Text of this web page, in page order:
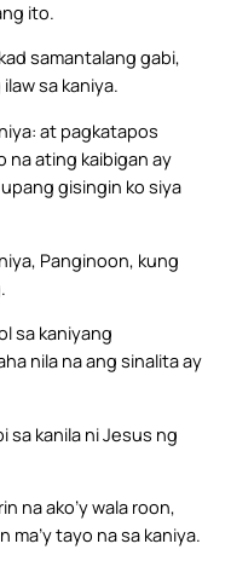
ito.
samantalang gabi,
sa kaniya.
at pagkatapos
na ating kaibigan ay
gisingin ko siya
Panginoon, kung
sa kaniyang
nila na ang sinalita ay
sa kanila ni Jesus ng
na ako’y wala roon,
ma’y tayo na sa kaniya.